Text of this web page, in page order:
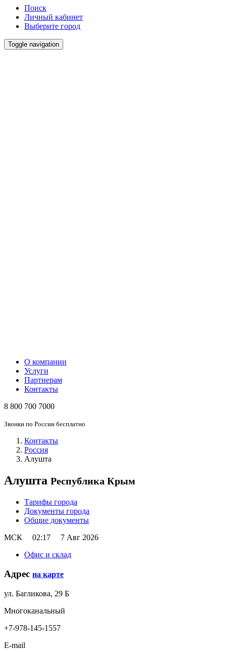
Поиск
Личный кабинет
Выберите город
Toggle navigation
О компании
Услуги
Партнерам
Контакты
8 800 700 7000
Звонки по России бесплатно
Контакты
Россия
Алушта
Алушта Республика Крым
Тарифы города
Документы города
Общие документы
МСК
02:17
7 Авг 2026
Офис и склад
Адрес на карте
ул. Багликова, 29 Б
Многоканальный
+7-978-145-1557
E-mail